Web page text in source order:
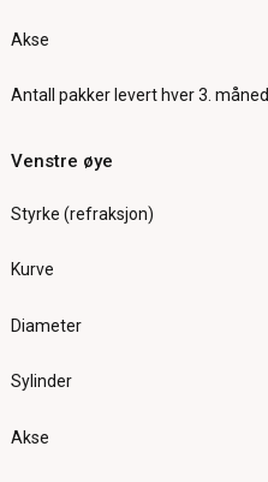
Akse
Antall pakker levert hver 3. måned
Venstre øye
Styrke (refraksjon)
Kurve
Diameter
Sylinder
Akse